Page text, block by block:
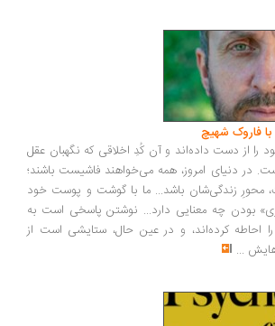
شهیچ‭
داده‌اند و آن کُدِ اخلاقی که نگهبان عقل
امروز، همه می‌خواهند فاشیست باشند؛
باشد... ما با گوشت و پوست خود
چه معنایی دارد... نوشتن پاسخی است به
کرده‌اند، و در عین حال، ستایشی است از